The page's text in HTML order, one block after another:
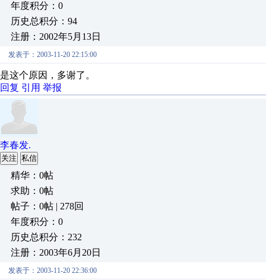
年度积分：0
历史总积分：94
注册：2002年5月13日
发表于：2003-11-20 22:15:00
是这个原因，多谢了。
回复 引用 举报
李春发.
关注 私信
精华：0帖
求助：0帖
帖子：0帖 | 278回
年度积分：0
历史总积分：232
注册：2003年6月20日
发表于：2003-11-20 22:36:00